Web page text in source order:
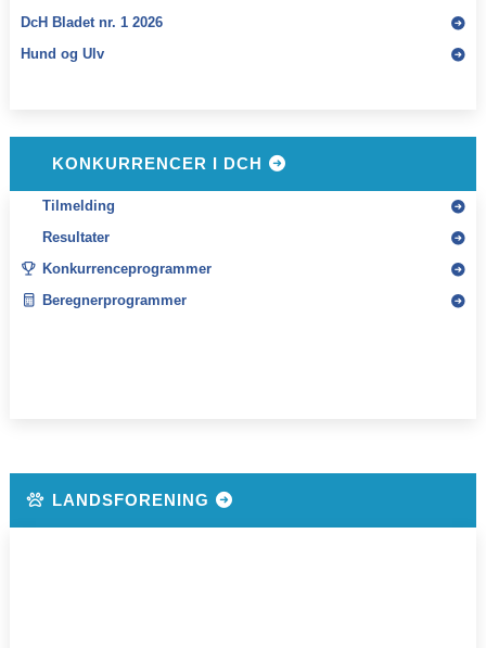
DcH Bladet nr. 1 2026
Hund og Ulv
KONKURRENCER I DCH
Tilmelding
Resultater
Konkurrenceprogrammer
Beregnerprogrammer
LANDSFORENING